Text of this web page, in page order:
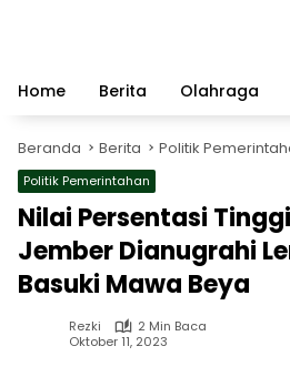
Home
Berita Olahraga
Beranda Berita Politik
Politik Pemerintahan
Nilai Persentasi
Jember Dianugrahi
Basuki Mawa Beya
Rezki
2 Min Baca
Oktober 11, 2023